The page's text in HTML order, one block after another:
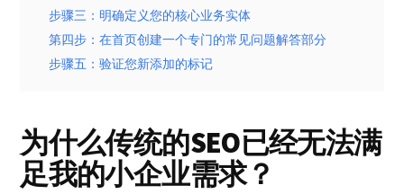
步骤三：明确定义您的核心业务实体
第四步：在首页创建一个专门的常见问题解答部分
步骤五：验证您新添加的标记
为什么传统的SEO已经无法满
足我的小企业需求？